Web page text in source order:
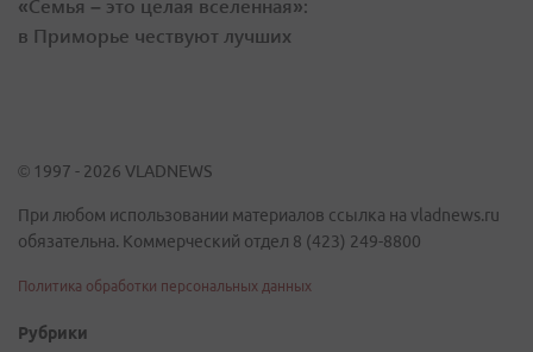
«Семья – это целая вселенная»:
в Приморье чествуют лучших
© 1997 - 2026 VLADNEWS
При любом использовании материалов ссылка на vladnews.ru
обязательна. Коммерческий отдел 8 (423) 249-8800
Политика обработки персональных данных
Рубрики